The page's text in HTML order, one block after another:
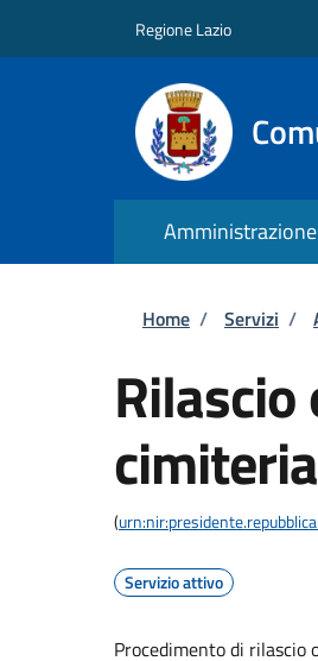
Regione Lazio
Amministrazione
Briciole
Home / Servizi /
(
Servizio attivo
Procedimento di rilascio